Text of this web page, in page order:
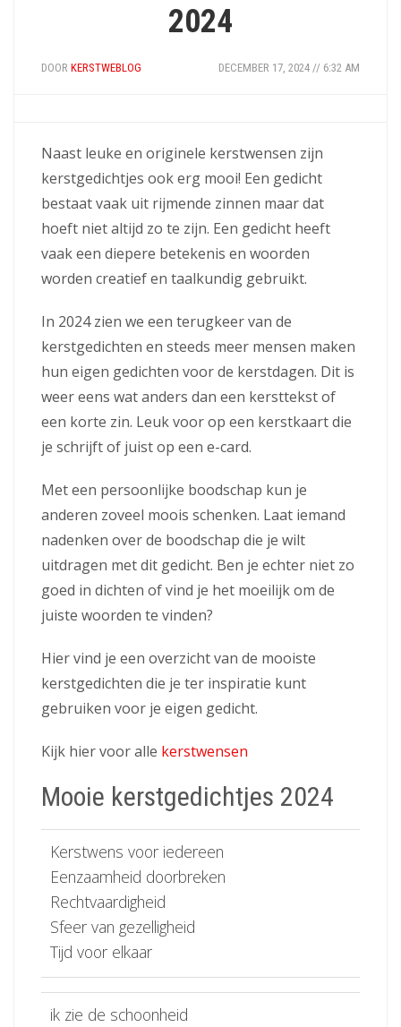
2024
DOOR KERSTWEBLOG DECEMBER 17, 2024 // 6:32 AM
Naast leuke en originele kerstwensen zijn
kerstgedichtjes ook erg mooi! Een gedicht
bestaat vaak uit rijmende zinnen maar dat
hoeft niet altijd zo te zijn. Een gedicht heeft
vaak een diepere betekenis en woorden
worden creatief en taalkundig gebruikt.
In 2024 zien we een terugkeer van de
kerstgedichten en steeds meer mensen maken
hun eigen gedichten voor de kerstdagen. Dit is
weer eens wat anders dan een kersttekst of
een korte zin. Leuk voor op een kerstkaart die
je schrijft of juist op een e-card.
Met een persoonlijke boodschap kun je
anderen zoveel moois schenken. Laat iemand
nadenken over de boodschap die je wilt
uitdragen met dit gedicht. Ben je echter niet zo
goed in dichten of vind je het moeilijk om de
juiste woorden te vinden?
Hier vind je een overzicht van de mooiste
kerstgedichten die je ter inspiratie kunt
gebruiken voor je eigen gedicht.
Kijk hier voor alle kerstwensen
Mooie kerstgedichtjes 2024
Kerstwens voor iedereen
Eenzaamheid doorbreken
Rechtvaardigheid
Sfeer van gezelligheid
Tijd voor elkaar
ik zie de schoonheid